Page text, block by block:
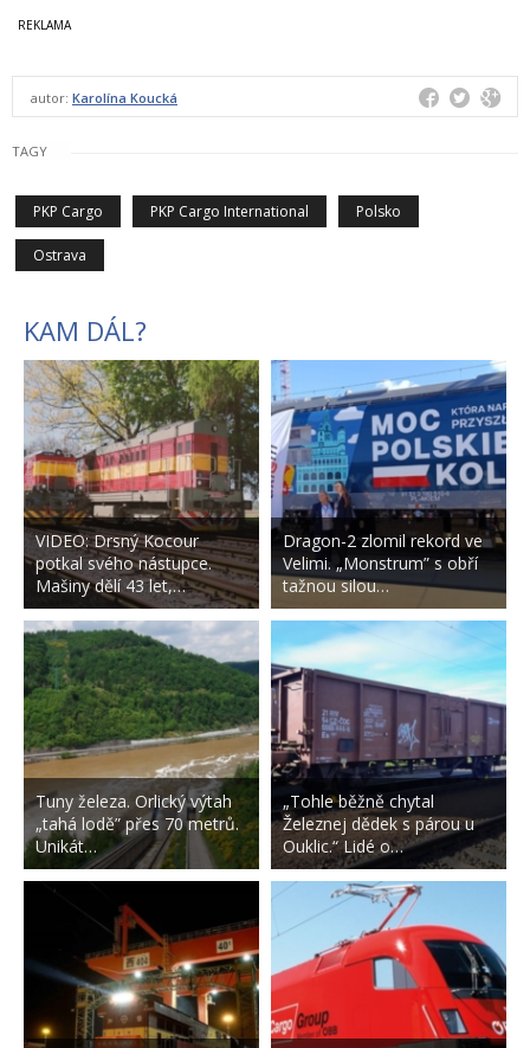
autor: Karolína Koucká
TAGY
PKP Cargo PKP Cargo International Polsko
Ostrava
KAM DÁL?
VIDEO: Drsný Kocour
potkal svého nástupce.
Mašiny dělí 43 let,…
Tuny železa. Orlický výtah
„tahá lodě” přes 70 metrů.
Unikát…
Dragon-2 zlomil rekord ve
Velimi. „Monstrum” s obří
tažnou silou…
„Tohle běžně chytal
Železnej dědek s párou u
Ouklic.“ Lidé o…